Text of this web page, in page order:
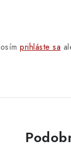
prihláste sa